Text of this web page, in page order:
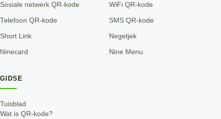
Sosiale netwerk QR-kode WiFi QR-kode
Telefoon QR-kode SMS QR-kode
Short Link Negetjek
Ninecard Nine Menu
GIDSE
Tuisblad
Wat is QR-kode?